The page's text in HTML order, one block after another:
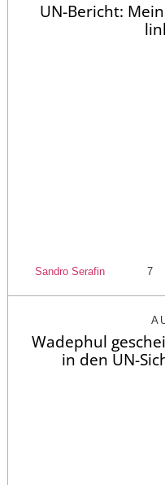
UN-Bericht:
Sandro Serafin 7
Wadephul
in den UN-